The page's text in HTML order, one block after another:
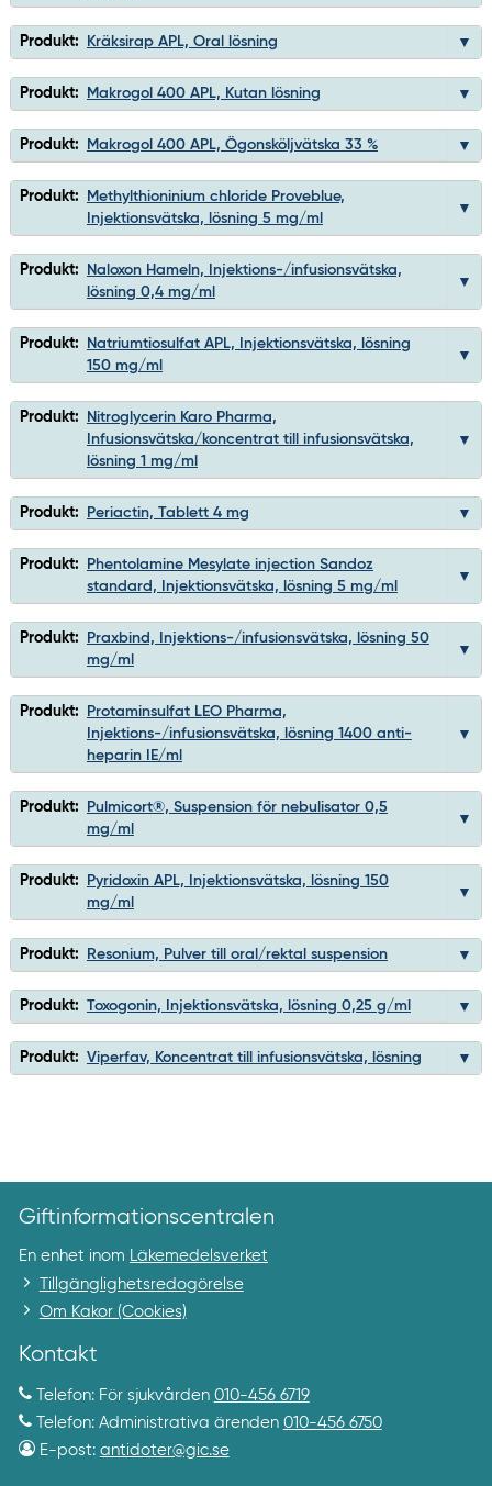
Produkt: Kräksirap APL, Oral lösning
Produkt: Makrogol 400 APL, Kutan lösning
Produkt: Makrogol 400 APL, Ögonsköljvätska 33 %
Produkt:
Methylthioninium chloride Proveblue,
Injektionsvätska, lösning 5 mg/ml
Produkt:
Naloxon Hameln, Injektions-/infusionsvätska,
lösning 0,4 mg/ml
Produkt:
Natriumtiosulfat APL, Injektionsvätska, lösning
150 mg/ml
Produkt:
Nitroglycerin Karo Pharma,
Infusionsvätska/koncentrat till infusionsvätska,
lösning 1 mg/ml
Produkt: Periactin, Tablett 4 mg
Produkt:
Phentolamine Mesylate injection Sandoz
standard, Injektionsvätska, lösning 5 mg/ml
Produkt:
Praxbind, Injektions-/infusionsvätska, lösning 50
mg/ml
Produkt:
Protaminsulfat LEO Pharma,
Injektions-/infusionsvätska, lösning 1400 anti-
heparin IE/ml
Produkt:
Pulmicort®, Suspension för nebulisator 0,5
mg/ml
Produkt:
Pyridoxin APL, Injektionsvätska, lösning 150
mg/ml
Produkt: Resonium, Pulver till oral/rektal suspension
Produkt: Toxogonin, Injektionsvätska, lösning 0,25 g/ml
Produkt: Viperfav, Koncentrat till infusionsvätska, lösning
Giftinformationscentralen
En enhet inom Läkemedelsverket
Tillgänglighetsredogörelse
Om Kakor (Cookies)
Kontakt
Telefon: För sjukvården 010-456 6719
Telefon: Administrativa ärenden 010-456 6750
E-post: antidoter@gic.se